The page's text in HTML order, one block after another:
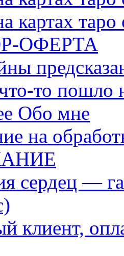
картах
ОФЕРТА
то пошло
Обо мне
на
сердец —
клиент,